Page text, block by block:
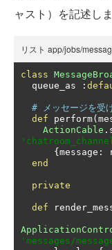
ャスト）を記述しま
リスト app/jobs/
class
  queue_as
:
# メッセージを受
def perform(
ActionCable .
{ message :
end
private
def
'messages/